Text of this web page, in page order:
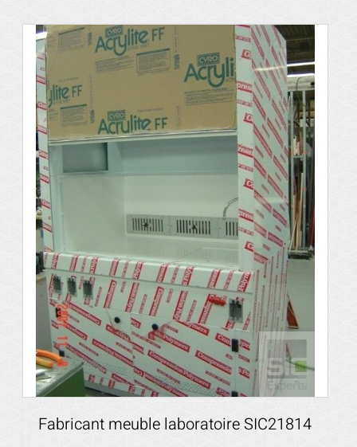
Voir les détails
Fabricant meuble laboratoire SIC21814